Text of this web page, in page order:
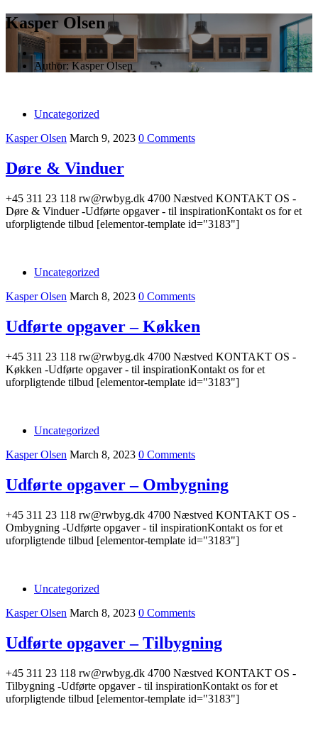
Kasper Olsen
Author:Kasper Olsen
Uncategorized
Kasper Olsen March 9, 2023 0 Comments
Døre & Vinduer
+45 311 23 118 rw@rwbyg.dk 4700 Næstved KONTAKT OS -
Døre & Vinduer -Udførte opgaver - til inspirationKontakt os for et
uforpligtende tilbud [elementor-template id="3183"]
Uncategorized
Kasper Olsen March 8, 2023 0 Comments
Udførte opgaver – Køkken
+45 311 23 118 rw@rwbyg.dk 4700 Næstved KONTAKT OS -
Køkken -Udførte opgaver - til inspirationKontakt os for et
uforpligtende tilbud [elementor-template id="3183"]
Uncategorized
Kasper Olsen March 8, 2023 0 Comments
Udførte opgaver – Ombygning
+45 311 23 118 rw@rwbyg.dk 4700 Næstved KONTAKT OS -
Ombygning -Udførte opgaver - til inspirationKontakt os for et
uforpligtende tilbud [elementor-template id="3183"]
Uncategorized
Kasper Olsen March 8, 2023 0 Comments
Udførte opgaver – Tilbygning
+45 311 23 118 rw@rwbyg.dk 4700 Næstved KONTAKT OS -
Tilbygning -Udførte opgaver - til inspirationKontakt os for et
uforpligtende tilbud [elementor-template id="3183"]